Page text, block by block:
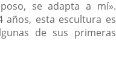
se adapta a mí».
años, esta escultura es
de sus primeras